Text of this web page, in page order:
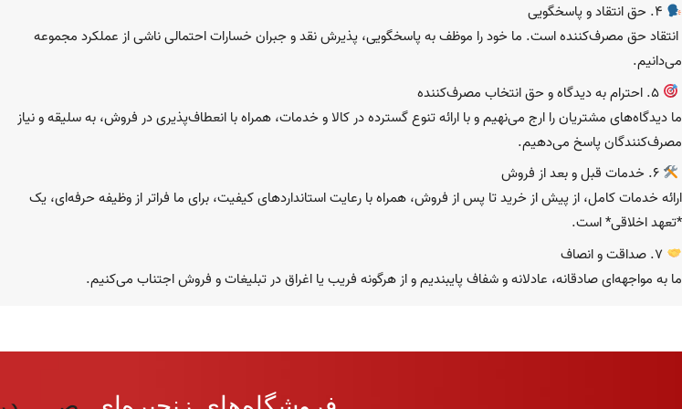
انتقاد حق مصرف‌کننده است. ما خود را موظف به پاسخگویی، پذیرش نقد و جبران خسارات احتمالی ناشی از عملکرد مجموعه
می‌دانیم.
۵. احترام به دیدگاه و حق انتخاب مصرف‌کننده
ما دیدگاه‌های مشتریان را ارج می‌نهیم و با ارائه تنوع گسترده در کالا و خدمات، همراه با انعطاف‌پذیری در فروش، به سلیقه و نیاز
مصرف‌کنندگان پاسخ می‌دهیم.
۶. خدمات قبل و بعد از فروش
ارائه خدمات کامل، از پیش از خرید تا پس از فروش، همراه با رعایت استانداردهای کیفیت، برای ما فراتر از وظیفه حرفه‌ای، یک
*تعهد اخلاقی* است.
۷. صداقت و انصاف
ما به مواجهه‌ای صادقانه، عادلانه و شفاف پایبندیم و از هرگونه فریب یا اغراق در تبلیغات و فروش اجتناب می‌کنیم.